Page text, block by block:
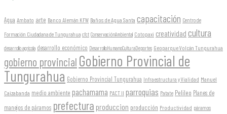
Agua Ambato arte Banco Alemán KFW Baños de Agua Santa capacitación Centro de
Formación Ciudadana de Tungurahua cfct ConservaciónAmbiental Cotopaxi creatividad cultura
desarrollo agrícola desarrollo económico DesarrolloHumanoCulturaDeportes Geoparque Volcán Tungurahua
gobierno provincial Gobierno Provincial de
Tungurahua Gobierno Provincial Tungurahua Infraestructura y Vialidad Manuel
Caizabanda medio ambiente pachamama PACT II parroquias Patate Pelileo Planes de
manejos de páramos prefectura produccion producción Productividad páramos